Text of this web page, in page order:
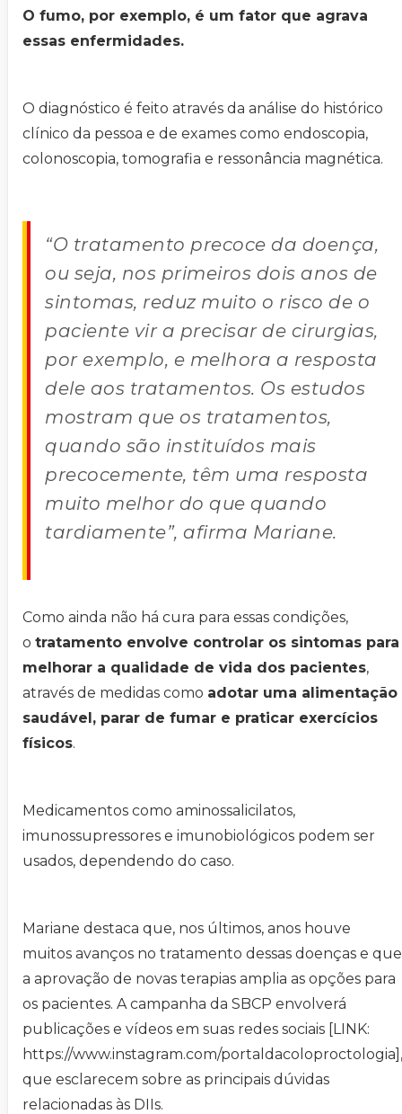
O fumo, por exemplo, é um fator que agrava
essas enfermidades.
O diagnóstico é feito através da análise do histórico
clínico da pessoa e de exames como endoscopia,
colonoscopia, tomografia e ressonância magnética.
“O tratamento precoce da doença,
ou seja, nos primeiros dois anos de
sintomas, reduz muito o risco de o
paciente vir a precisar de cirurgias,
por exemplo, e melhora a resposta
dele aos tratamentos. Os estudos
mostram que os tratamentos,
quando são instituídos mais
precocemente, têm uma resposta
muito melhor do que quando
tardiamente”, afirma Mariane.
Como ainda não há cura para essas condições,
o tratamento envolve controlar os sintomas para
melhorar a qualidade de vida dos pacientes,
através de medidas como adotar uma alimentação
saudável, parar de fumar e praticar exercícios
físicos.
Medicamentos como aminossalicilatos,
imunossupressores e imunobiológicos podem ser
usados, dependendo do caso.
Mariane destaca que, nos últimos, anos houve
muitos avanços no tratamento dessas doenças e que
a aprovação de novas terapias amplia as opções para
os pacientes. A campanha da SBCP envolverá
publicações e vídeos em suas redes sociais [LINK:
https://www.instagram.com/portaldacoloproctologia],
que esclarecem sobre as principais dúvidas
relacionadas às DIIs.